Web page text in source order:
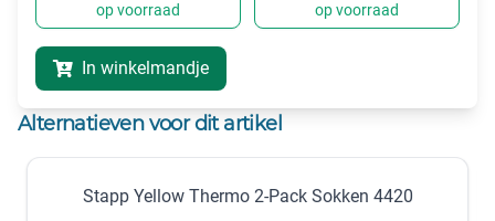
op voorraad op voorraad
In winkelmandje
Alternatieven voor dit artikel
Stapp Yellow Thermo 2-Pack Sokken 4420